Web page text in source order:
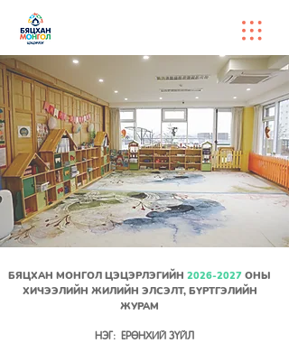
БЯЦХАН МОНГОЛ ЦЭЦЭРЛЭГИЙН 2026-2027 ОНЫ
ХИЧЭЭЛИЙН ЖИЛИЙН ЭЛСЭЛТ, БҮРТГЭЛИЙН
ЖУРАМ
НЭГ: ЕРӨНХИЙ ЗҮЙЛ